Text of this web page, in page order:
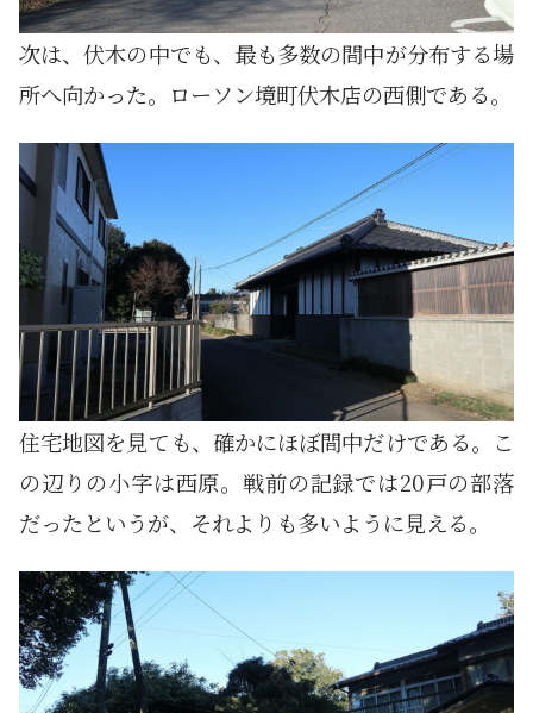
次は、伏木の中でも、最も多数の間中が分布する場
所へ向かった。ローソン境町伏木店の西側である。
住宅地図を見ても、確かにほぼ間中だけである。こ
の辺りの小字は西原。戦前の記録では20戸の部落
だったというが、それよりも多いように見える。